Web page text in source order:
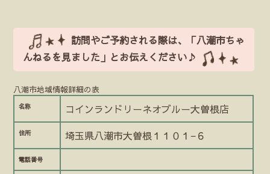
訪問やご予約される際は、「八潮市ちゃ
んねるを見ました」とお伝えください♪
八潮市地域情報詳細の表
名称 コインランドリーネオブルー大曽根店
住所 埼玉県八潮市大曽根１１０１−６
電話番号